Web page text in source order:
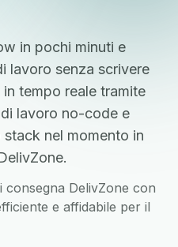
in pochi minuti e
lavoro senza scrivere
tempo reale tramite
lavoro no-code e
nel momento in
consegna DelivZone con
e affidabile per il